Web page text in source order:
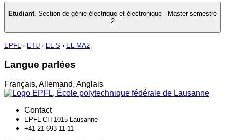
Etudiant, Section de génie électrique et électronique - Master semestre
2
EPFL › ETU › EL-S › EL-MA2
Langue parlées
Français, Allemand, Anglais
Contact
EPFL CH-1015 Lausanne
+41 21 693 11 11